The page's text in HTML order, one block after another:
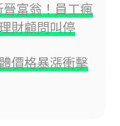
富翁！員工瘋
財顧問叫停
價格暴漲衝擊